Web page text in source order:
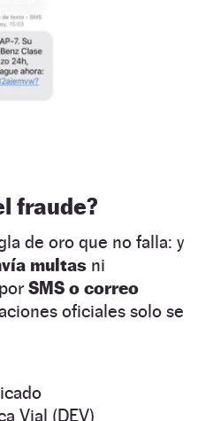
fraude?
de oro que no falla: y
multas ni
SMS o correo
oficiales solo se
Vial (DEV)